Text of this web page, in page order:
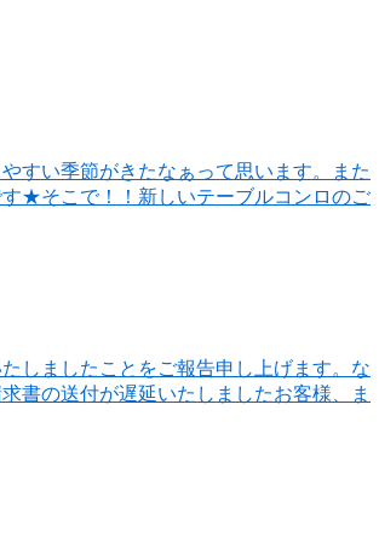
すい季節がきたなぁって思います。また
★そこで！！新しいテーブルコンロのご
しましたことをご報告申し上げます。な
書の送付が遅延いたしましたお客様、ま